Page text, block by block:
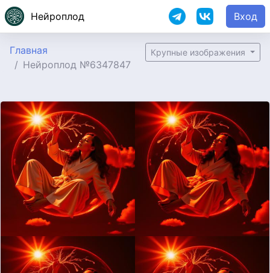
Нейроплод Вход
Главная
Нейроплод №6347847
Крупные изображения